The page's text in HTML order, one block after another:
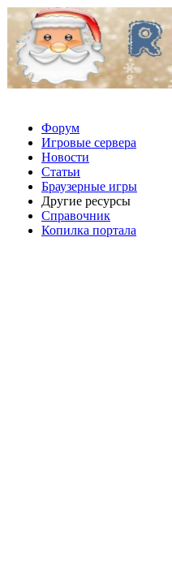
Форум
Игровые сервера
Новости
Статьи
Браузерные игры
Другие ресурсы
Справочник
Копилка портала